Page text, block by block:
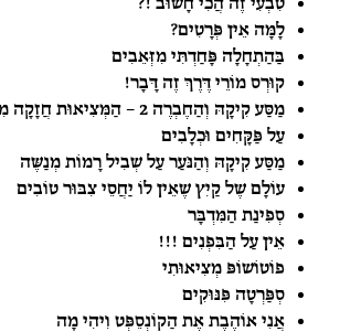
לָמָּה אֵין פְּרָטִים?
בַּהַתְחָלָה פָּחַדְתִּי מִזְּאֵבִים
קוּרְס מוֹרֵי דֶּרֶךְ זֶה דָּבָר!
מַסַּע קִיקָהּ וְהַחֶבְרֶה 2 – הַמְּצִיאוּת חֲזָקָה מִכָּל הַתִּכְנוּנִים!
עַל פַּקָּחִים וּכְלָבִים
מַסַּע קִיקָהּ וְהַנֹּעַר עַל שְׁבִיל רָמוֹת מְנַשֶּׁה
עוֹלָם שֶׁל קַיִץ שֶׁאֵין לוֹ יַחֲסֵי צִבּוּר טוֹבִים
סְפִינַת הַמִּדְבָּר
אֵין עַל הַבִּפְנִים !!!
פוֹטוֹשׁוֹפּ מְצִיאוּתִי
סְפַּרְטָה פִּנּוּקִים
אֲנִי אוֹהֶבֶת אֶת הַקוֹנְסֵפְּט וִיהִי מָה